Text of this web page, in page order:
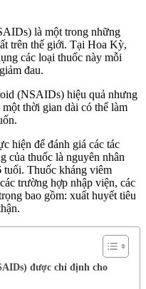
là một trong những
trên thế giới. Tại Hoa Kỳ,
các loại thuốc này mỗi
đau.
(NSAIDs) hiệu quả nhưng
thời gian dài có thể làm
hiện để đánh giá các tác
của thuốc là nguyên nhân
tuổi. Thuốc kháng viêm
trường hợp nhập viện, các
bao gồm: xuất huyết tiêu
được chỉ định cho